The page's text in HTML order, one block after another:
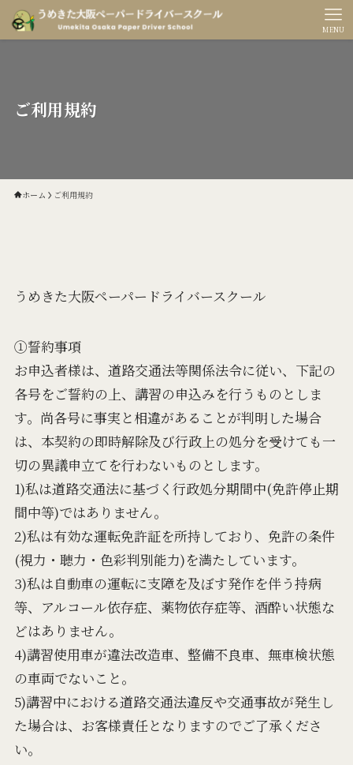
MENU
ご利用規約
ホーム ご利用規約
うめきた大阪ペーパードライバースクール
①誓約事項
お申込者様は、道路交通法等関係法令に従い、下記の
各号をご誓約の上、講習の申込みを⾏うものとしま
す。尚各号に事実と相違があることが判明した場合
は、本契約の即時解除及び⾏政上の処分を受けても⼀
切の異議申⽴てを⾏わないものとします。
1)私は道路交通法に基づく⾏政処分期間中(免許停⽌期
間中等)ではありません。
2)私は有効な運転免許証を所持しており、免許の条件
(視⼒・聴⼒・⾊彩判別能⼒)を満たしています。
3)私は自動車の運転に⽀障を及ぼす発作を伴う持病
等、アルコール依存症、薬物依存症等、酒酔い状態な
どはありません。
4)講習使⽤車が違法改造車、整備不良車、無車検状態
の車両でないこと。
5)講習中における道路交通法違反や交通事故が発生し
た場合は、お客様責任となりますのでご了承くださ
い。